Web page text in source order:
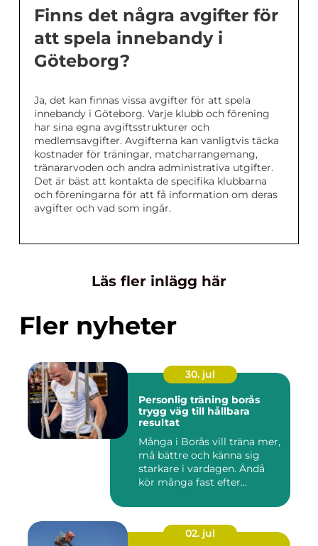
Finns det några avgifter för
att spela innebandy i
Göteborg?
Ja, det kan finnas vissa avgifter för att spela
innebandy i Göteborg. Varje klubb och förening
har sina egna avgiftsstrukturer och
medlemsavgifter. Avgifterna kan vanligtvis täcka
kostnader för träningar, matcharrangemang,
tränararvoden och andra administrativa utgifter.
Det är bäst att kontakta de specifika klubbarna
och föreningarna för att få information om deras
avgifter och vad som ingår.
Läs fler inlägg här
Fler nyheter
30. jul
Personlig träning borås
trygg väg till hållbara
resultat
Många i Borås vill träna mer,
må bättre och känna sig
starkare i vardagen. Ändå
kör många fast efter...
02. jul